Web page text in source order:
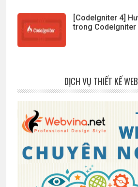
[CodeIgniter 4]
trong CodeIgniter
DỊCH VỤ THIẾT KẾ